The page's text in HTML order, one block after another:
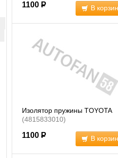
1100 Р В
Изолятор пружины TOYOTA
(4815833010)
1100 Р В